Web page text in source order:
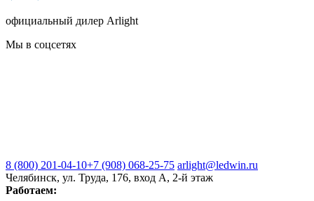
официальный дилер Arlight
Мы в соцсетях
8 (800) 201-04-10+7 (908) 068-25-75 arlight@ledwin.ru
Челябинск, ул. Труда, 176, вход А, 2-й этаж
Работаем: